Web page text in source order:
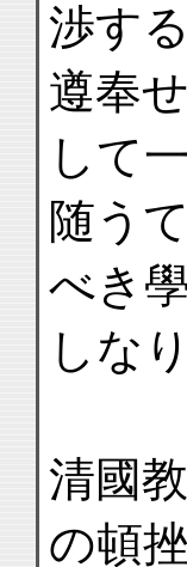
渉す
遵奉
して
随う
べき
しなり
清國
の頓挫